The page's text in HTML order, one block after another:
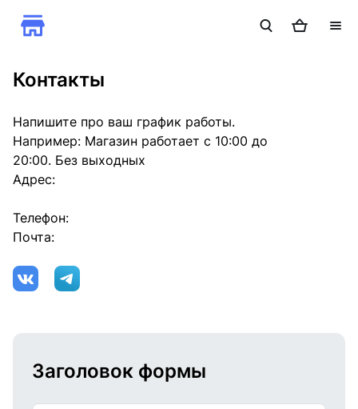
Заголовок формы
Контакты
Напишите про ваш график работы.
Например: Магазин работает с 10:00 до
20:00. Без выходных
Адрес:
Телефон:
Почта: